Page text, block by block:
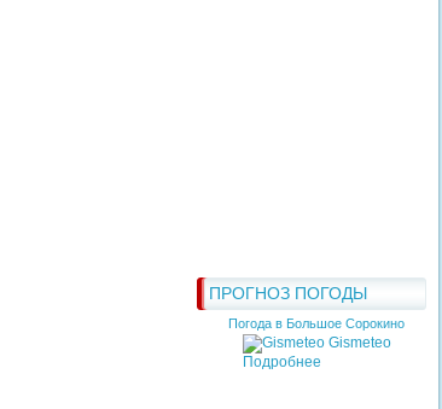
ПРОГНОЗ ПОГОДЫ
Погода в Большое Сорокино
Gismeteo
Подробнее